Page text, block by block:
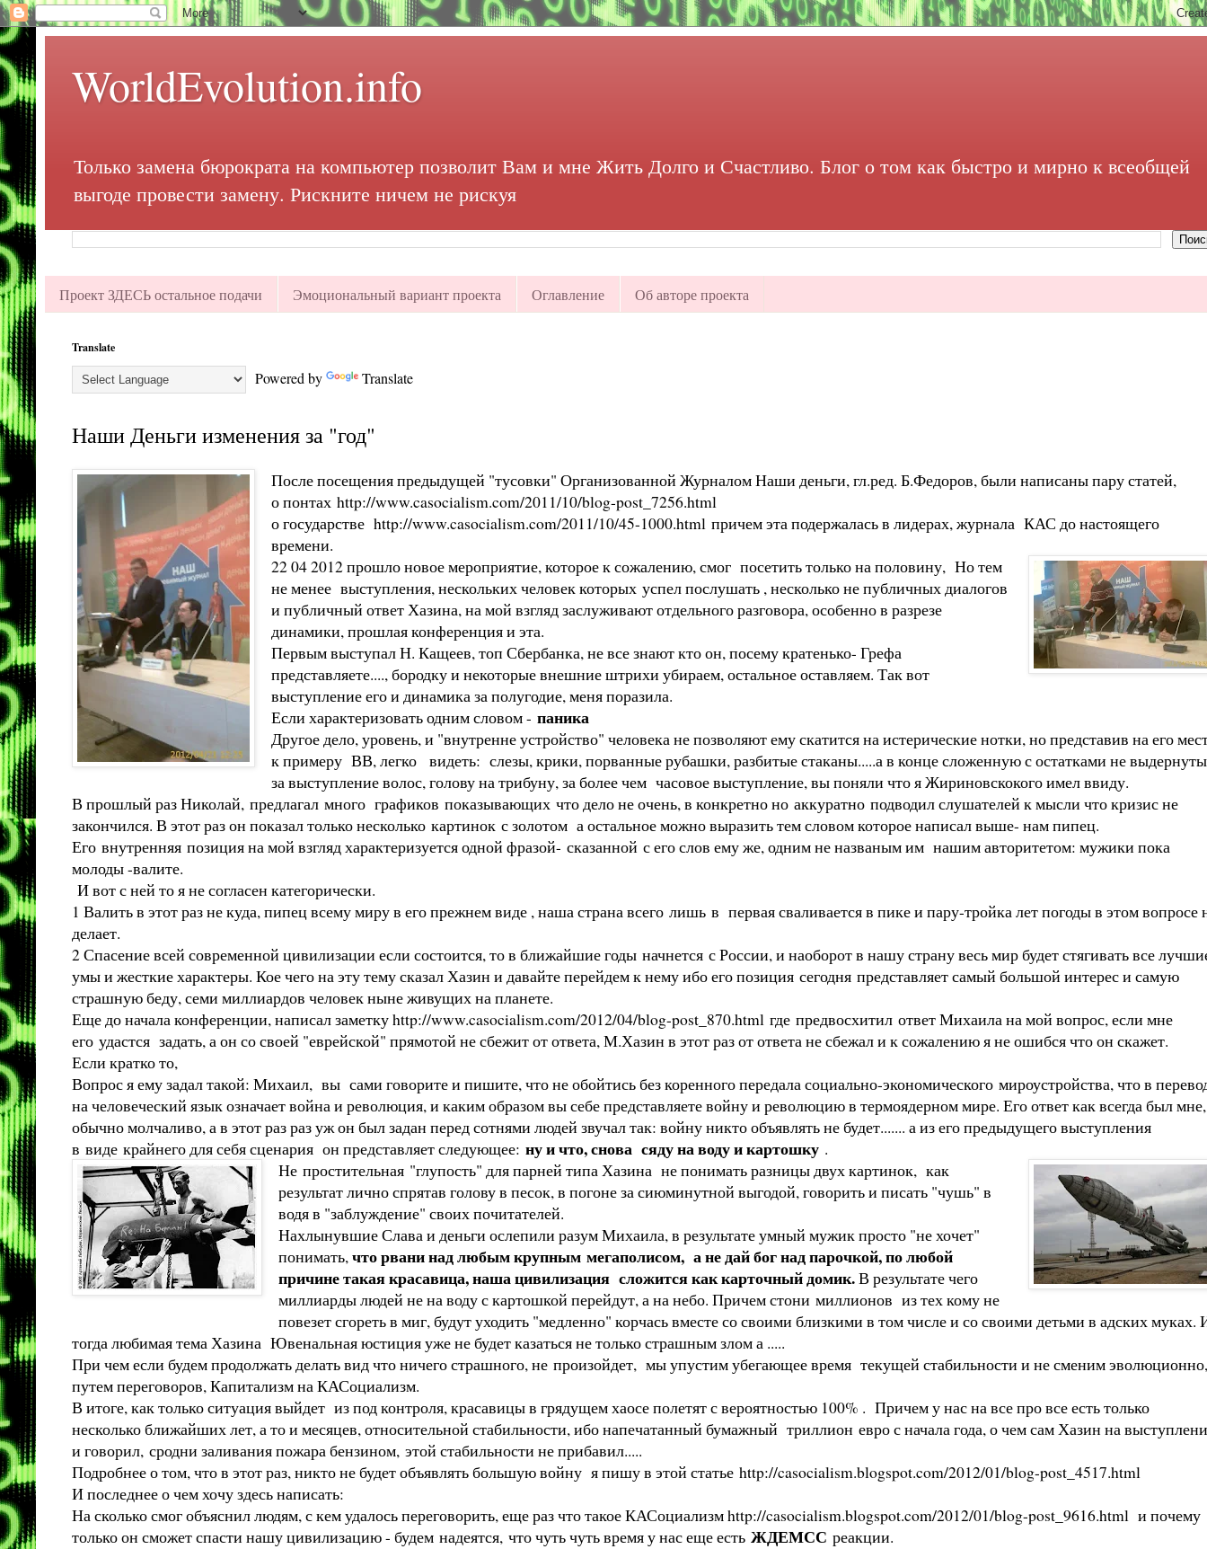
WorldEvolution.info
Только замена бюрократа на компьютер позволит Вам и мне Жить Долго и Счастливо. Блог о том как быстро и мирно к всеобщей
выгоде провести замену. Рискните ничем не рискуя
Проект ЗДЕСЬ остальное подачи Эмоциональный вариант проекта Оглавление Об авторе проекта
Translate
Powered by Translate
Наши Деньги изменения за "год"
После посещения предыдущей "тусовки" Организованной Журналом Наши деньги, гл.ред. Б.Федоров, были написаны пару статей,
о понтах http://www.casocialism.com/2011/10/blog-post_7256.html
о государстве http://www.casocialism.com/2011/10/45-1000.htmlпричем эта подержалась в лидерах, журнала КАС до настоящего
времени.
22 04 2012 прошло новое мероприятие, которое к сожалению, смог посетить только на половину, Но тем
не менее выступления, нескольких человек которых успел послушать , несколько не публичных диалогов
и публичный ответ Хазина, на мой взгляд заслуживают отдельного разговора, особенно в разрезе
динамики, прошлая конференция и эта.
Первым выступал Н. Кащеев, топ Сбербанка, не все знают кто он, посему кратенько- Грефа
представляете...., бородку и некоторые внешние штрихи убираем, остальное оставляем. Так вот
выступление его и динамика за полугодие, меня поразила.
Если характеризовать одним словом - паника
Другое дело, уровень, и "внутренне устройство" человека не позволяют ему скатится на истерические нотки, но представив на его
к примеру ВВ, легко видеть: слезы, крики, порванные рубашки, разбитые стаканы.....а в конце сложенную с остатками не
за выступление волос, голову на трибуну, за более чем часовое выступление, вы поняли что я Жириновскокого имел ввиду.
В прошлый раз Николай, предлагал много графиков показывающих что дело не очень, в конкретно но аккуратно подводил слушателей к мысли что кризис не
закончился. В этот раз он показал только несколько картинок с золотом а остальное можно выразить тем словом которое написал выше- нам пипец.
Его внутренняя позиция на мой взгляд характеризуется одной фразой- сказанной с его слов ему же, одним не названым им нашим авторитетом: мужики пока
молоды -валите.
И вот с ней то я не согласен категорически.
1 Валить в этот раз не куда, пипец всему миру в его прежнем виде , наша страна всего лишь в первая сваливается в пике и пару-тройка лет погоды в этом вопросе
делает.
2 Спасение всей современной цивилизации если состоится, то в ближайшие годы начнется с России, и наоборот в нашу страну весь мир будет стягивать все
умы и жесткие характеры. Кое чего на эту тему сказал Хазин и давайте перейдем к нему ибо его позиция сегодня представляет самый большой интерес и самую
страшную беду, семи миллиардов человек ныне живущих на планете.
Еще до начала конференции, написал заметкуhttp://www.casocialism.com/2012/04/blog-post_870.html где предвосхитил ответ Михаила на мой вопрос, если мне
его удастся задать, а он со своей "еврейской" прямотой не сбежит от ответа, М.Хазин в этот раз от ответа не сбежал и к сожалению я не ошибся что он скажет.
Если кратко то,
Вопрос я ему задал такой: Михаил, вы сами говорите и пишите, что не обойтись без коренного передала социально-экономического мироустройства, что в
на человеческий язык означает война и революция, и каким образом вы себе представляете войну и революцию в термоядерном мире. Его ответ как всегда был мне,
обычно молчаливо, а в этот раз раз уж он был задан перед сотнями людей звучал так: войну никто объявлять не будет....... а из его предыдущего выступления
в виде крайнего для себя сценария он представляет следующее: ну и что, снова сяду на воду и картошку .
Не простительная "глупость" для парней типа Хазина не понимать разницы двух картинок, как
результат лично спрятав голову в песок, в погоне за сиюминутной выгодой, говорить и писать "чушь" в
водя в "заблуждение" своих почитателей.
Нахлынувшие Слава и деньги ослепили разум Михаила, в результате умный мужик просто "не хочет"
понимать,что рвани над любым крупным мегаполисом, а не дай бог над парочкой, по любой
причине такая красавица, наша цивилизация сложится как карточный домик.В результате чего
миллиарды людей не на воду с картошкой перейдут, а на небо. Причем стони миллионов из тех кому не
повезет сгореть в миг, будут уходить "медленно" корчась вместе со своими близкими в том числе и со своими детьми в адских муках.
тогда любимая тема Хазина Ювенальная юстиция уже не будет казаться не только страшным злом а .....
При чем если будем продолжать делать вид что ничего страшного, не произойдет, мы упустим убегающее время текущей стабильности и не сменим эволюционно,
путем переговоров, Капитализм на КАСоциализм.
В итоге, как только ситуация выйдет из под контроля, красавицы в грядущем хаосе полетят с вероятностью 100% . Причем у нас на все про все есть только
несколько ближайших лет, а то и месяцев, относительной стабильности, ибо напечатанный бумажный триллион евро с начала года, о чем сам Хазин на
и говорил, сродни заливания пожара бензином, этой стабильности не прибавил.....
Подробнее о том, что в этот раз, никто не будет объявлять большую войну я пишу в этой статье http://casocialism.blogspot.com/2012/01/blog-post_4517.html
И последнее о чем хочу здесь написать:
На сколько смог объяснил людям, с кем удалось переговорить, еще раз что такое КАСоциализмhttp://casocialism.blogspot.com/2012/01/blog-post_9616.html и почему
только он сможет спасти нашу цивилизацию - будем надеятся, что чуть чуть время у нас еще есть ЖДЕМСС реакции.